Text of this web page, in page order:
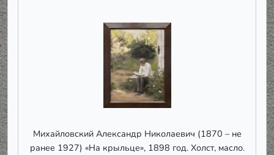
Михайловский Александр Николаевич (1870 – не
ранее 1927) «На крыльце», 1898 год. Холст, масло.